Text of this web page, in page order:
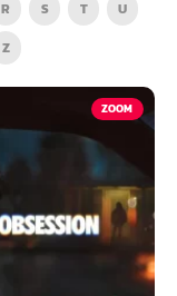
R S T
U
Z